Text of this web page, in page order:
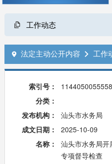
工作动态
 法定主动公开内容  工作
索引号：
分类：
发布机构：
汕头市水务局
成文日期：
2025-10-09
名称：
汕头市水务局
专项督导检查